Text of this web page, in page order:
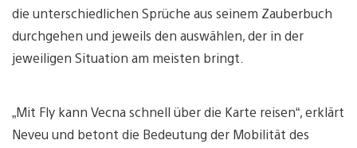
die unterschiedlichen Sprüche aus seinem Zauberbuch
durchgehen und jeweils den auswählen, der in der
jeweiligen Situation am meisten bringt.
„Mit Fly kann Vecna schnell über die Karte reisen“, erklärt
Neveu und betont die Bedeutung der Mobilität des